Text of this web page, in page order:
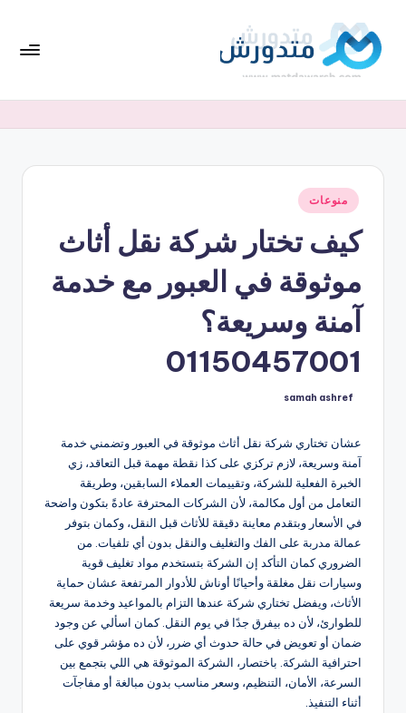
التجاوز
بي
مت
والخصومات
كوبونات
أكواد
الخصم
بشكل
متجدد
نُشر
في
منوعات
كيف تختار شركة نقل أثاث
موثوقة في العبور مع خدمة
آمنة وسريعة؟
01150457001
تمّ
samah ashref
عشان تختاري شركة نقل أثاث موثوقة في العبور وتضمني خدمة
آمنة وسريعة، لازم تركزي على كذا نقطة مهمة قبل التعاقد، زي
الخبرة الفعلية للشركة، وتقييمات العملاء السابقين، وطريقة
التعامل من أول مكالمة، لأن الشركات المحترفة عادةً بتكون واضحة
في الأسعار وبتقدم معاينة دقيقة للأثاث قبل النقل، وكمان بتوفر
عمالة مدربة على الفك والتغليف والنقل بدون أي تلفيات. من
الضروري كمان التأكد إن الشركة بتستخدم مواد تغليف قوية
وسيارات نقل مغلقة وأحيانًا أوناش للأدوار المرتفعة عشان حماية
الأثاث، ويفضل تختاري شركة عندها التزام بالمواعيد وخدمة سريعة
للطوارئ، لأن ده بيفرق جدًا في يوم النقل. كمان اسألي عن وجود
ضمان أو تعويض في حالة حدوث أي ضرر، لأن ده مؤشر قوي على
احترافية الشركة. باختصار، الشركة الموثوقة هي اللي بتجمع بين
السرعة، الأمان، التنظيم، وسعر مناسب بدون مبالغة أو مفاجآت
أثناء التنفيذ.